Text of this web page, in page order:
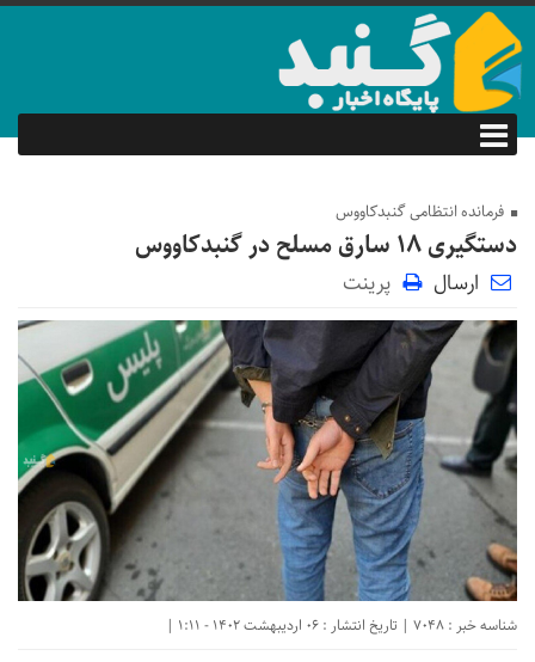
فرمانده انتظامی گنبدکاووس
دستگیری ۱۸ سارق مسلح در گنبدکاووس
ارسال پرینت
شناسه خبر : 7048 | تاریخ انتشار : 06 اردیبهشت 1402 - 1:11 |